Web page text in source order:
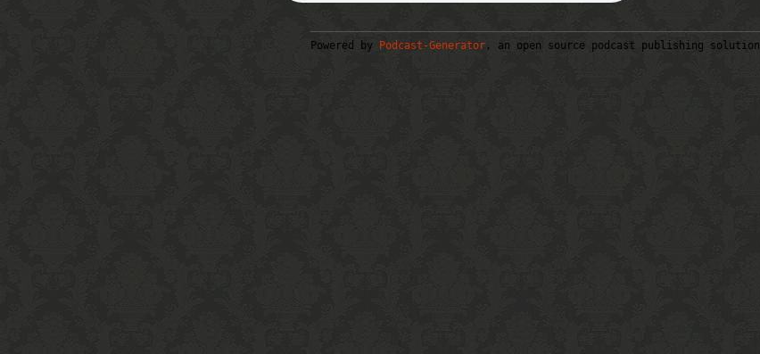
Powered by Podcast-Generator , an open source podcast publishing solution